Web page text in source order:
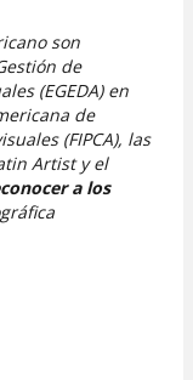
son
de
(EGEDA) en
de
(FIPCA), las
Artist y el
a los